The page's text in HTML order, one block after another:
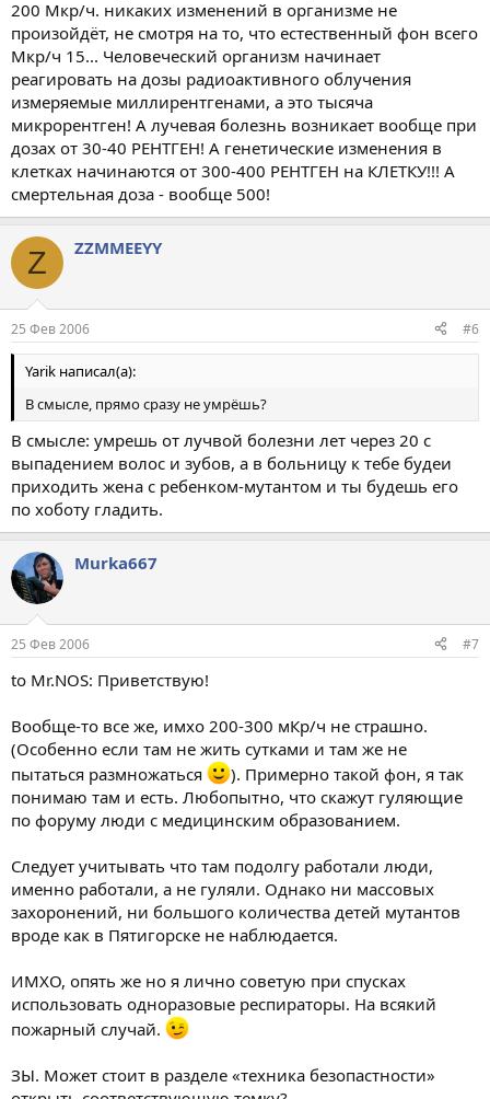
200 Мкр/ч. никаких изменений в организме не
произойдёт, не смотря на то, что естественный фон всего
Мкр/ч 15... Человеческий организм начинает
реагировать на дозы радиоактивного облучения
измеряемые миллирентгенами, а это тысяча
микрорентген! А лучевая болезнь возникает вообще при
дозах от 30-40 РЕНТГЕН! А генетические изменения в
клетках начинаются от 300-400 РЕНТГЕН на КЛЕТКУ!!! А
смертельная доза - вообще 500!
Z ZZMMEEYY
25 Фев 2006 #6
Yarik написал(а):
В смысле, прямо сразу не умрёшь?
В смысле: умрешь от лучвой болезни лет через 20 с
выпадением волос и зубов, а в больницу к тебе будеи
приходить жена с ребенком-мутантом и ты будешь его
по хоботу гладить.
Murka667
25 Фев 2006 #7
to Mr.NOS: Приветствую!
Вообще-то все же, имхо 200-300 мКр/ч не страшно.
(Особенно если там не жить сутками и там же не
пытаться размножаться
). Примерно такой фон, я так
понимаю там и есть. Любопытно, что скажут гуляющие
по форуму люди с медицинским образованием.
Следует учитывать что там подолгу работали люди,
именно работали, а не гуляли. Однако ни массовых
захоронений, ни большого количества детей мутантов
вроде как в Пятигорске не наблюдается.
ИМХО, опять же но я лично советую при спусках
использовать одноразовые респираторы. На всякий
пожарный случай.
ЗЫ. Может стоит в разделе «техника безопастности»